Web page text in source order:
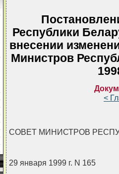
Республики
внесении
Министров
<
СОВЕТ МИНИСТРОВ
29 января 1999 г. N 165